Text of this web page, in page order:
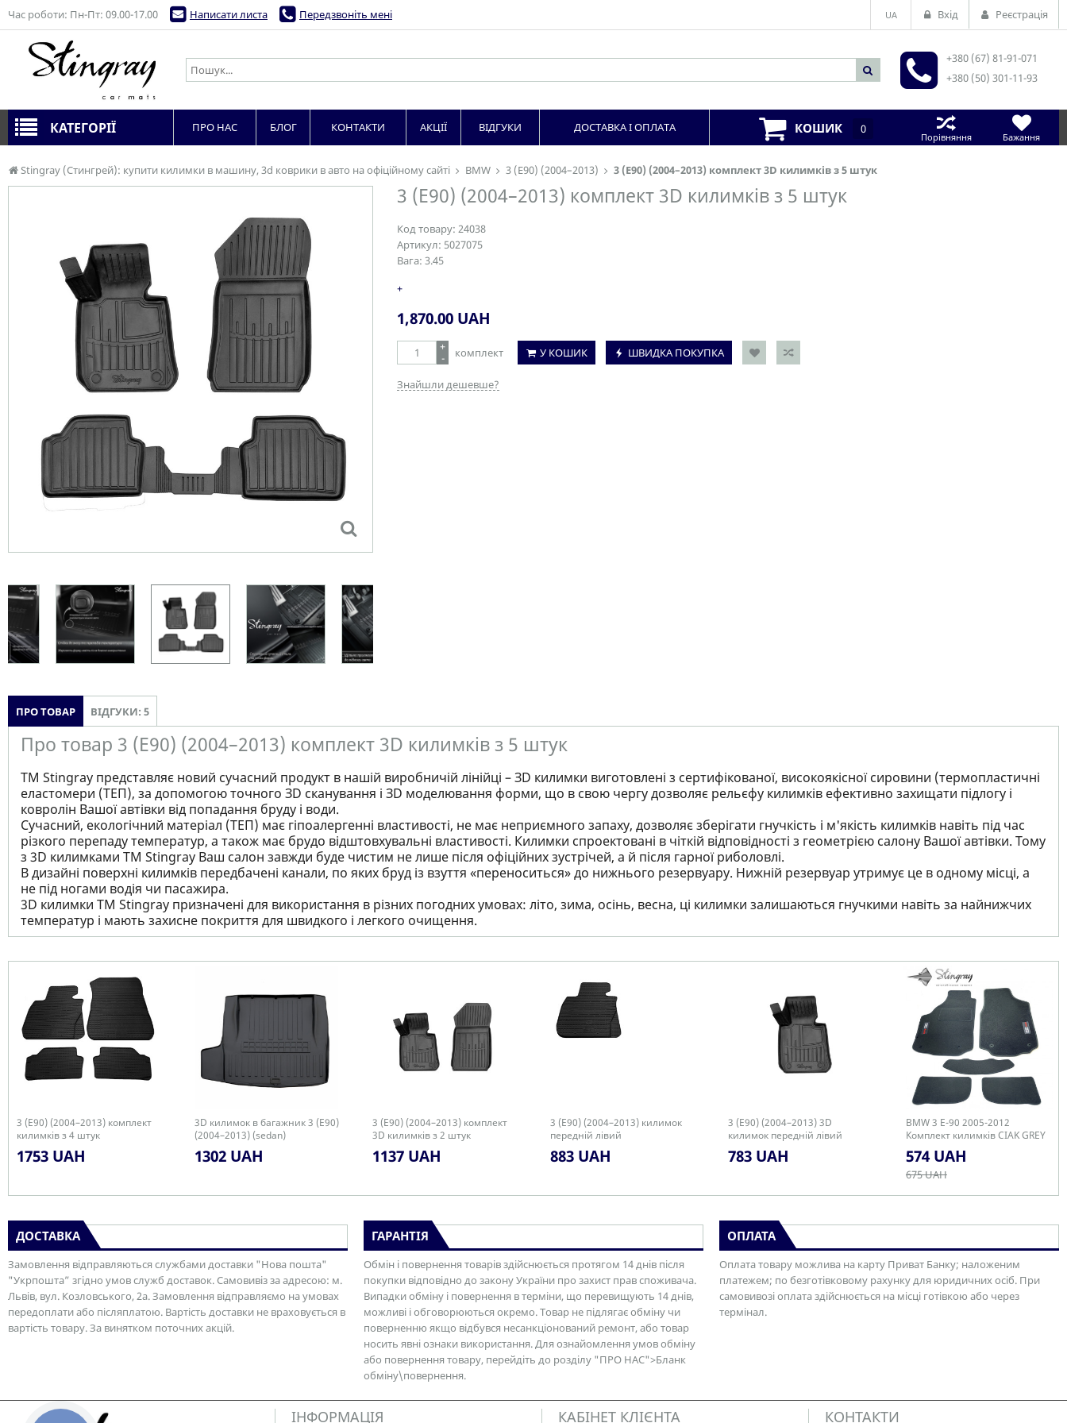
Stingray (Стингрей): купити килимки в машину, 3d коврики в авто на офіційному сайті BMW 3 (E90) (2004–2013) 3 (E90) (2004–2013) комплект 3D килимків з 5 штук
3 (E90) (2004–2013) комплект 3D килимків з 5 штук
Код товару: 24038
Артикул: 5027075
Вага: 3.45
+
1,870.00 UAH
+
-
комплект У КОШИК ШВИДКА ПОКУПКА
Знайшли дешевше?
ПРО ТОВАР ВІДГУКИ: 5
Про товар 3 (E90) (2004–2013) комплект 3D килимків з 5 штук
ТМ Stingray представляє новий сучасний продукт в нашій виробничій лінійці – ЗD килимки виготовлені з сертифікованої, високоякісної сировини (термопластичні
еластомери (ТЕП), за допомогою точного ЗD сканування і ЗD моделювання форми, що в свою чергу дозволяє рельєфу килимків ефективно захищати підлогу і
ковролін Вашої автівки від попадання бруду і води.
Сучасний, екологічний матеріал (ТЕП) має гіпоалергенні властивості, не має неприємного запаху, дозволяє зберігати гнучкість і м'якість килимків навіть під час
різкого перепаду температур, а також має брудо відштовхувальні властивості. Килимки спроектовані в чіткій відповідності з геометрією салону Вашої автівки. Тому
з 3D килимками TM Stingray Ваш салон завжди буде чистим не лише після офіційних зустрічей, а й після гарної риболовлі.
В дизайні поверхні килимків передбачені канали, по яких бруд із взуття «переноситься» до нижнього резервуару. Нижній резервуар утримує це в одному місці, а
не під ногами водія чи пасажира.
3D килимки TM Stingray призначені для використання в різних погодних умовах: літо, зима, осінь, весна, ці килимки залишаються гнучкими навіть за найнижчих
температур і мають захисне покриття для швидкого і легкого очищення.
3 (E90) (2004–2013) комплект
килимків з 4 штук
1753 UAH
3D килимок в багажник 3 (E90)
(2004–2013) (sedan)
1302 UAH
3 (E90) (2004–2013) комплект
3D килимків з 2 штук
1137 UAH
3 (E90) (2004–2013) килимок
передній лівий
883 UAH
3 (E90) (2004–2013) 3D
килимок передній лівий
783 UAH
BMW 3 E-90 2005-2012
Комплект килимків CIAK GREY
574 UAH
675 UAH
ДОСТАВКА
Замовлення відправляються службами доставки "Нова пошта"
"Укрпошта” згідно умов служб доставок. Самовивіз за адресою: м.
Львів, вул. Козловського, 2а. Замовлення відправляємо на умовах
передоплати або післяплатою. Вартість доставки не враховується в
вартість товару. За винятком поточних акцій.
ГАРАНТІЯ
Обмін і повернення товарів здійснюється протягом 14 днів після
покупки відповідно до закону України про захист прав споживача.
Випадки обміну і повернення в терміни, що перевищують 14 днів,
можливі і обговорюються окремо. Товар не підлягає обміну чи
поверненню якщо відбувся несанкціонований ремонт, або товар
носить явні ознаки використання. Для ознайомлення умов обміну
або повернення товару, перейдіть до розділу "ПРО НАС">Бланк
обміну\повернення.
ОПЛАТА
Оплата товару можлива на карту Приват Банку; наложеним
платежем; по безготівковому рахунку для юридичних осіб. При
самовивозі оплата здійснюється на місці готівкою або через
термінал.
Час роботи: Пн-Пт: 09.00-17.00 Написати листа Передзвоніть мені UA Вхід Реєстрація
+380 (67) 81-91-071
+380 (50) 301-11-93
КАТЕГОРІЇ ПРО НАС БЛОГ КОНТАКТИ АКЦІЇ ВІДГУКИ ДОСТАВКА І ОПЛАТА КОШИК 0
Порівняння Бажання
ІНФОРМАЦІЯ КАБІНЕТ КЛІЄНТА КОНТАКТИ